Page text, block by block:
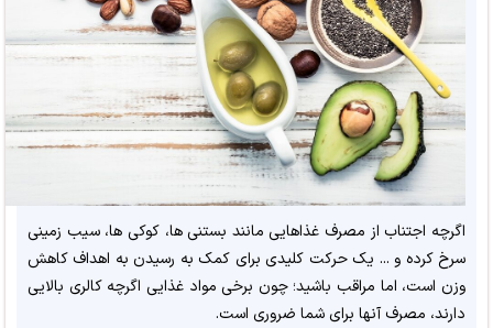
اگرچه اجتناب از مصرف غذاهایی مانند بستنی ها، کوکی ها، سیب زمینی
سرخ کرده و ... یک حرکت کلیدی برای کمک به رسیدن به اهداف کاهش
وزن است، اما مراقب باشید؛ چون برخی مواد غذایی اگرچه کالری بالایی
دارند، مصرف آنها برای شما ضروری است.